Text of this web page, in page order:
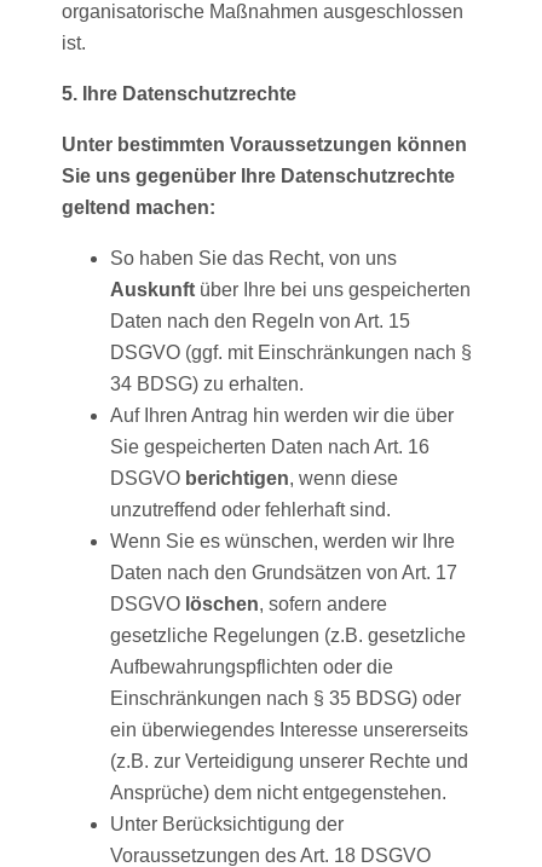
organisatorische Maßnahmen ausgeschlossen
ist.
5. Ihre Datenschutzrechte
Unter bestimmten Voraussetzungen können
Sie uns gegenüber Ihre Datenschutzrechte
geltend machen:
So haben Sie das Recht, von uns
Auskunft über Ihre bei uns gespeicherten
Daten nach den Regeln von Art. 15
DSGVO (ggf. mit Einschränkungen nach §
34 BDSG) zu erhalten.
Auf Ihren Antrag hin werden wir die über
Sie gespeicherten Daten nach Art. 16
DSGVO berichtigen, wenn diese
unzutreffend oder fehlerhaft sind.
Wenn Sie es wünschen, werden wir Ihre
Daten nach den Grundsätzen von Art. 17
DSGVO löschen, sofern andere
gesetzliche Regelungen (z.B. gesetzliche
Aufbewahrungspflichten oder die
Einschränkungen nach § 35 BDSG) oder
ein überwiegendes Interesse unsererseits
(z.B. zur Verteidigung unserer Rechte und
Ansprüche) dem nicht entgegenstehen.
Unter Berücksichtigung der
Voraussetzungen des Art. 18 DSGVO